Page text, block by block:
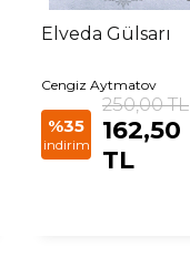
Elveda Gülsarı
Cengiz Aytmatov
%35
indirim
250,00 TL
162,50
TL